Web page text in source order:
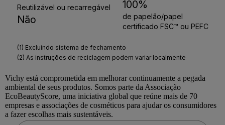
Vichy está comprometida em melhorar continuamente a pegada
ambiental de seus produtos. Somos parte da Associação
EcoBeautyScore, uma iniciativa global que reúne mais de 70
empresas e associações de cosméticos para ajudar os consumidores
a fazer escolhas mais sustentáveis.